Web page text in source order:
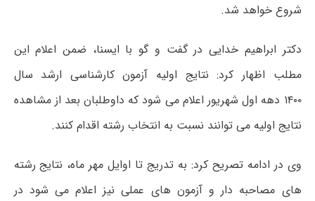
شروع خواهد شد.
دکتر ابراهیم خدایی در گفت و گو با ایسنا، ضمن اعلام این
مطلب اظهار کرد: نتایج اولیه آزمون کارشناسی ارشد سال
۱۴۰۰ دهه اول شهریور اعلام می شود که داوطلبان بعد از مشاهده
نتایج اولیه می توانند نسبت به انتخاب رشته اقدام کنند.
وی در ادامه تصریح کرد: به تدریج تا اوایل مهر ماه، نتایج رشته
های مصاحبه دار و آزمون های عملی نیز اعلام می شود در